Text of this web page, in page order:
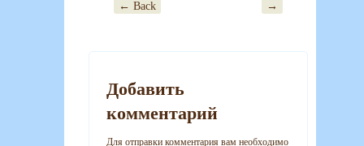
Post navigation
← Back →
Добавить
комментарий
Для отправки комментария вам необходимо